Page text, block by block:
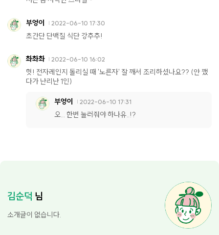
부엉이 2022-06-10 17:30
초간단 단백질 식단 강추추!
촤촤촤 2022-06-10 16:02
헛! 전자레인지 돌리실 때 '노른자' 잘 깨서 조리하셨나요?? (안 깼
다가 난리난 1인)
부엉이 2022-06-10 17:31
오... 한번 눌러줘야 하나유..!?
김순덕 님
소개글이 없습니다.